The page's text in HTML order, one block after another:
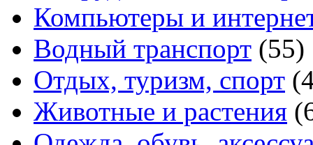
Компьютеры и
Водный транспорт (55)
Отдых, туризм, спорт
Животные и растения